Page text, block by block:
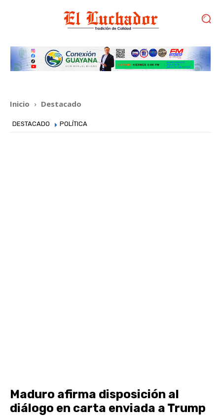
Inicio Destacado
DESTACADO POLÍTICA
Maduro afirma disposición al
diálogo en carta enviada a Trump